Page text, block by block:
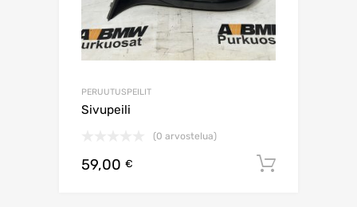
PERUUTUSPEILIT
Sivupeili
(0 arvostelua)
59,00 €